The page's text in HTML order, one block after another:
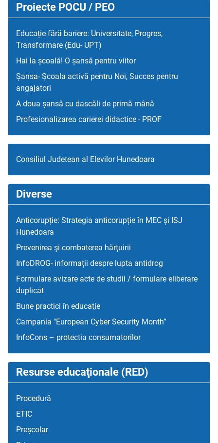
Proiecte POCU / PEO
Educație fără bariere: Universitate, Progres,
Transformare (Edu- UPT)
Hai la școală! O șansă pentru viitor
Șansa- Școala activă pentru Noi, Succes pentru
angajatori
A doua șansă cu dascăli de primă mână
Profesionalizarea carierei didactice - PROF
Consiliul Judetean al Elevilor Hunedoara
Diverse
Anticorupție: Strategia anticorupție în MEC și ISJ
Hunedoara
Prevenirea şi combaterea hărţuirii
InfoDROG- informații despre lupta antidrog
Formulare avizare acte de studii / formulare eliberare
duplicat
Bune practici în educaţie
Campania "European Cyber Security Month”
InfoCons – protectia consumatorilor
Resurse educaţionale (RED)
Procedură
ETIC
Preșcolar